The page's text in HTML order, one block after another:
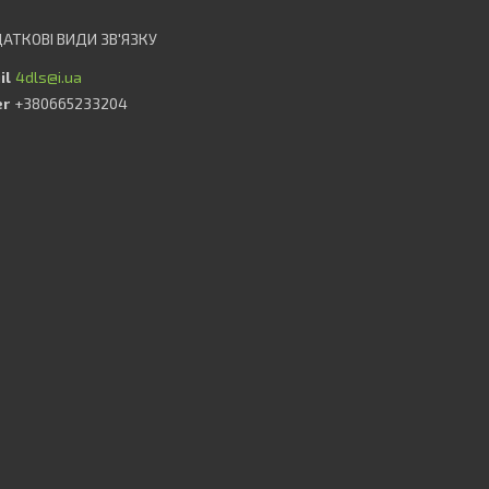
4dls@i.ua
+380665233204